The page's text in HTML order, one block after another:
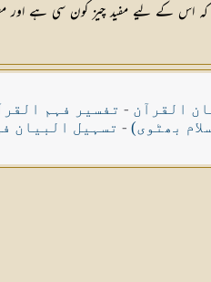
اس کے لیے مفید چیز کون سی ہے اور
القرآن - تفسیر فہم
بھٹوی) - تسہیل البیان